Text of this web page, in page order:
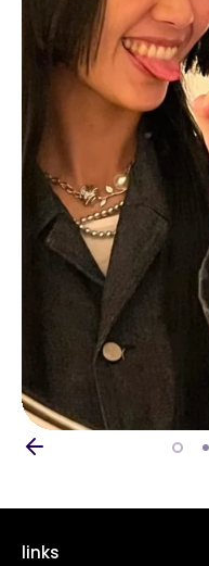
links